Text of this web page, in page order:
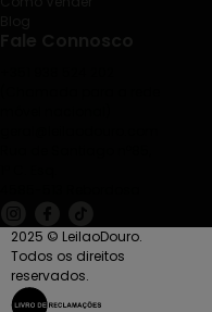
2025 © LeilaoDouro.
Todos os direitos
reservados.